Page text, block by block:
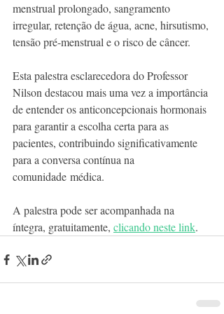
menstrual prolongado, sangramento
irregular, retenção de água, acne, hirsutismo,
tensão pré-menstrual e o risco de câncer.
Esta palestra esclarecedora do Professor
Nilson destacou mais uma vez a importância
de entender os anticoncepcionais hormonais
para garantir a escolha certa para as
pacientes, contribuindo significativamente
para a conversa contínua na
comunidade médica.
A palestra pode ser acompanhada na
íntegra, gratuitamente, clicando neste link.